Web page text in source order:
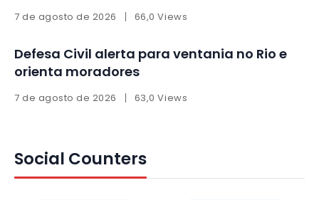
7 de agosto de 2026 66,0 Views
Defesa Civil alerta para ventania no Rio e
orienta moradores
7 de agosto de 2026 63,0 Views
Social Counters